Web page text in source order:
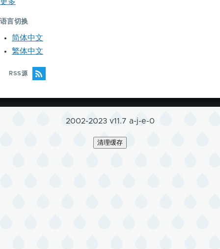
语言切换
简体中文
繁体中文
RSS源
2002-2023 v11.7 a-j-e-0